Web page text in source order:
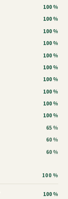
100 %
100 %
100 %
100 %
100 %
100 %
100 %
100 %
100 %
100 %
65 %
60 %
60 %
100 %
100 %